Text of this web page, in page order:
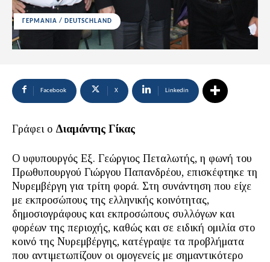
ΓΕΡΜΑΝΙΑ / DEUTSCHLAND
Facebook X Linkedin
Γράφει ο Διαμάντης Γίκας
Ο υφυπουργός Εξ. Γεώργιος Πεταλωτής, η φωνή του
Πρωθυπουργού Γιώργου Παπανδρέου, επισκέφτηκε τη
Νυρεμβέργη για τρίτη φορά. Στη συνάντηση που είχε
με εκπροσώπους της ελληνικής κοινότητας,
δημοσιογράφους και εκπροσώπους συλλόγων και
φορέων της περιοχής, καθώς και σε ειδική ομιλία στο
κοινό της Νυρεμβέργης, κατέγραψε τα προβλήματα
που αντιμετωπίζουν οι ομογενείς με σημαντικότερο